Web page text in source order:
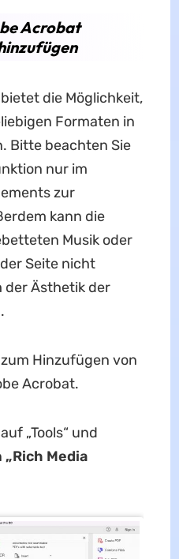
Acrobat
die Möglichkeit,
Formaten in
Bitte beachten Sie
nur im
zur
kann die
Musik oder
Seite nicht
der Ästhetik der
Hinzufügen von
Acrobat.
„Tools“ und
„Rich Media